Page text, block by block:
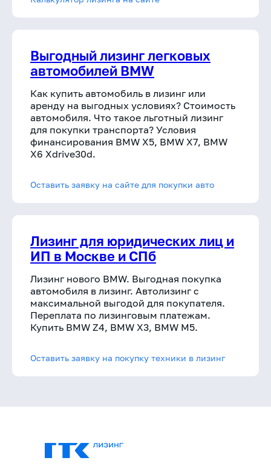
Выгодный лизинг легковых
автомобилей BMW
Как купить автомобиль в лизинг или
аренду на выгодных условиях? Стоимость
автомобиля. Что такое льготный лизинг
для покупки транспорта? Условия
финансирования BMW X5, BMW X7, BMW
X6 Xdrive30d.
Оставить заявку на сайте для покупки авто
Лизинг для юридических лиц и
ИП в Москве и СПб
Лизинг нового BMW. Выгодная покупка
автомобиля в лизинг. Автолизинг с
максимальной выгодой для покупателя.
Переплата по лизинговым платежам.
Купить BMW Z4, BMW X3, BMW M5.
Оставить заявку на покупку техники в лизинг